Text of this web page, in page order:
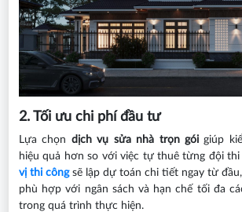
2. Tối ưu chi phí đầu tư
Lựa chọn dịch vụ sửa nhà trọn góigiúp
hiệu quả hơn so với việc tự thuê từng đội
vị thi côngsẽ lập dự toán chi tiết ngay từ
phù hợp với ngân sách và hạn chế tối đa
trong quá trình thực hiện.